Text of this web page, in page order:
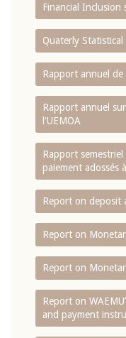
Financial Inclusion
Quaterly Statistical
Rapport annuel de
Rapport annuel
l'UEMOA
Rapport semestriel
paiement adossés
Report on deposit
Report on
Report on
Report on
and payment